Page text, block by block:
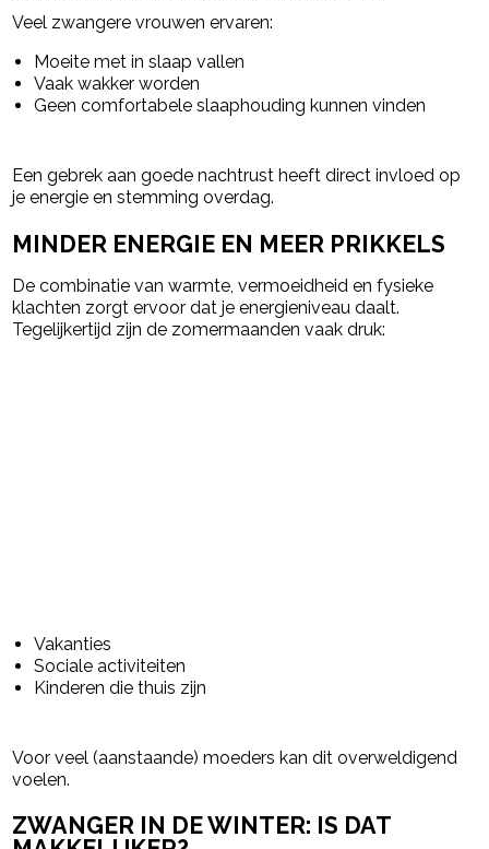
Veel zwangere vrouwen ervaren:
Moeite met in slaap vallen
Vaak wakker worden
Geen comfortabele slaaphouding kunnen vinden
Een gebrek aan goede nachtrust heeft direct invloed op
je energie en stemming overdag.
MINDER ENERGIE EN MEER PRIKKELS
De combinatie van warmte, vermoeidheid en fysieke
klachten zorgt ervoor dat je energieniveau daalt.
Tegelijkertijd zijn de zomermaanden vaak druk:
Vakanties
Sociale activiteiten
Kinderen die thuis zijn
Voor veel (aanstaande) moeders kan dit overweldigend
voelen.
ZWANGER IN DE WINTER: IS DAT